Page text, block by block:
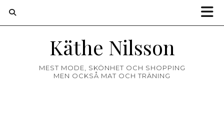
Käthe Nilsson
MEST MODE, SKÖNHET OCH SHOPPING
MEN OCKSÅ MAT OCH TRÄNING